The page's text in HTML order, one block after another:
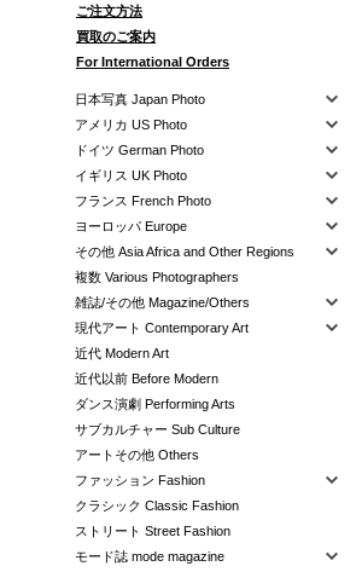
ご注文方法
買取のご案内
For International Orders
日本写真 Japan Photo
アメリカ US Photo
ドイツ German Photo
イギリス UK Photo
フランス French Photo
ヨーロッパ Europe
その他 Asia Africa and Other Regions
複数 Various Photographers
雑誌/その他 Magazine/Others
現代アート Contemporary Art
近代 Modern Art
近代以前 Before Modern
ダンス演劇 Performing Arts
サブカルチャー Sub Culture
アートその他 Others
ファッション Fashion
クラシック Classic Fashion
ストリート Street Fashion
モード誌 mode magazine